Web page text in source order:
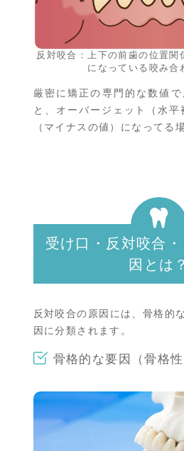
反対咬合：上下の前歯の位置関
になっている咬み合
厳密に矯正の専門的な数値
と、オーバージェット（水
（マイナスの値）になってる
受け口・反対咬合
因とは？
反対咬合の原因には、骨格的
因に分類されます。
骨格的な要因（骨格性